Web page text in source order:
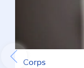
Corps